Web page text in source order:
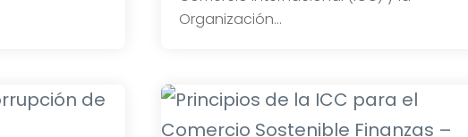
Organización…